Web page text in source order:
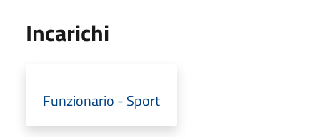
Incarichi
Funzionario - Sport